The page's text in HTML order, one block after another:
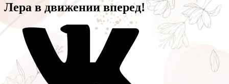
Лера в движении вперед!